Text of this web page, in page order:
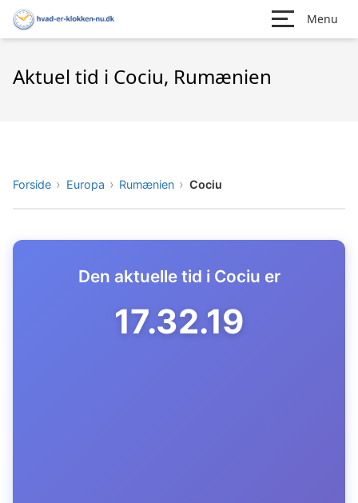
Menu
Aktuel tid i Cociu, Rumænien
Forside Europa Rumænien Cociu
Den aktuelle tid i Cociu er
17.32.20